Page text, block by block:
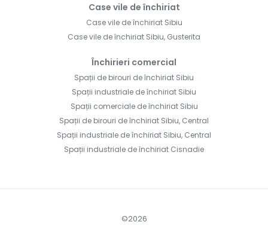
Case vile de închiriat
Case vile de închiriat Sibiu
Case vile de închiriat Sibiu, Gusterita
Închirieri comercial
Spații de birouri de închiriat Sibiu
Spații industriale de închiriat Sibiu
Spații comerciale de închiriat Sibiu
Spații de birouri de închiriat Sibiu, Central
Spații industriale de închiriat Sibiu, Central
Spații industriale de închiriat Cisnadie
©2026